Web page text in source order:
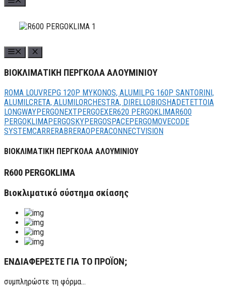
ΒΙΟΚΛΙΜΑΤΙΚΗ ΠΕΡΓΚΟΛΑ ΑΛΟΥΜΙΝΙΟΥ
ROMA LOUVREPG 120P MYKONOS, ALUMILPG 160P SANTORINI,
ALUMILCRETA, ALUMILORCHESTRA, DIRELLOBIOSHADETETTOIA
LONGWAYPERGONEXTPERGOEXER620 PERGOKLIMAR600
PERGOKLIMAPERGOSKYPERGOSPACEPERGOMOVECODE
SYSTEMCARRERABRERAOPERACONNECTVISION
ΒΙΟΚΛΙΜΑΤΙΚΗ ΠΕΡΓΚΟΛΑ ΑΛΟΥΜΙΝΙΟΥ
R600 PERGOKLIMA
Βιοκλιματικό σύστημα σκίασης
ΕΝΔΙΑΦΕΡΕΣΤΕ ΓΙΑ ΤΟ ΠΡΟΪΟΝ;
συμπληρώστε τη φόρμα...